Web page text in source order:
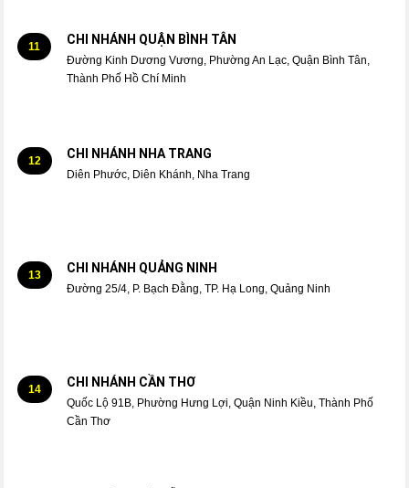
11 CHI NHÁNH QUẬN BÌNH TÂN
Đường Kinh Dương Vương, Phường An Lạc, Quận Bình Tân,
Thành Phố Hồ Chí Minh
12 CHI NHÁNH NHA TRANG
Diên Phước, Diên Khánh, Nha Trang
13 CHI NHÁNH QUẢNG NINH
Đường 25/4, P. Bạch Đằng, TP. Hạ Long, Quảng Ninh
14 CHI NHÁNH CẦN THƠ
Quốc Lộ 91B, Phường Hưng Lợi, Quận Ninh Kiều, Thành Phố
Cần Thơ